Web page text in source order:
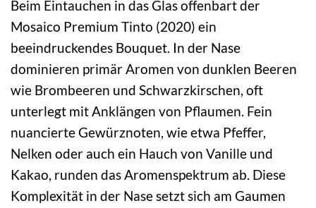
Beim Eintauchen in das Glas offenbart der
Mosaico Premium Tinto (2020) ein
beeindruckendes Bouquet. In der Nase
dominieren primär Aromen von dunklen Beeren
wie Brombeeren und Schwarzkirschen, oft
unterlegt mit Anklängen von Pflaumen. Fein
nuancierte Gewürznoten, wie etwa Pfeffer,
Nelken oder auch ein Hauch von Vanille und
Kakao, runden das Aromenspektrum ab. Diese
Komplexität in der Nase setzt sich am Gaumen